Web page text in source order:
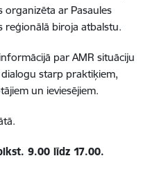
organizēta ar Pasaules
reģionālā biroja atbalstu.
par AMR situāciju
starp praktiķiem,
un ieviesējiem.
9.00 līdz 17.00.